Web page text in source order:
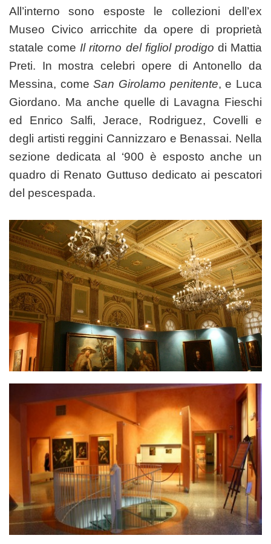
All’interno sono esposte le collezioni dell’ex
Museo Civico arricchite da opere di proprietà
statale come Il ritorno del figliol prodigo di Mattia
Preti. In mostra celebri opere di Antonello da
Messina, comeSan Girolamo penitente, e Luca
Giordano. Ma anche quelle di Lavagna Fieschi
ed Enrico Salfi, Jerace, Rodriguez, Covelli e
degli artisti reggini Cannizzaro e Benassai. Nella
sezione dedicata al ‘900 è esposto anche un
quadro di Renato Guttuso dedicato ai pescatori
del pescespada.